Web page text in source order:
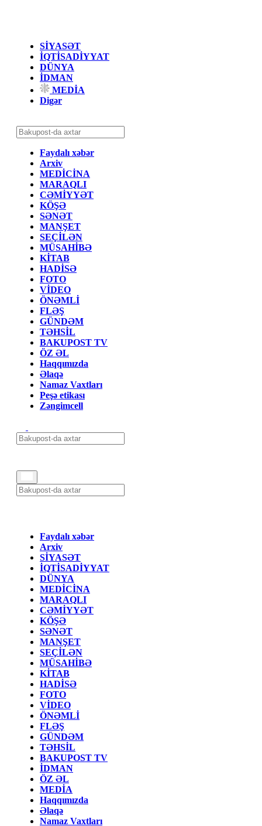
SİYASƏT
İQTİSADİYYAT
DÜNYA
İDMAN
MEDİA
Digər
Faydalı xəbər
Arxiv
MEDİCİNA
MARAQLI
CƏMİYYƏT
KÖŞƏ
SƏNƏT
MANŞET
SEÇİLƏN
MÜSAHİBƏ
KİTAB
HADİSƏ
FOTO
VİDEO
ÖNƏMLİ
FLƏŞ
GÜNDƏM
TƏHSİL
BAKUPOST TV
ÖZ ƏL
Haqqımızda
Əlaqə
Namaz Vaxtları
Peşə etikası
Zəngimcell
Faydalı xəbər
Arxiv
SİYASƏT
İQTİSADİYYAT
DÜNYA
MEDİCİNA
MARAQLI
CƏMİYYƏT
KÖŞƏ
SƏNƏT
MANŞET
SEÇİLƏN
MÜSAHİBƏ
KİTAB
HADİSƏ
FOTO
VİDEO
ÖNƏMLİ
FLƏŞ
GÜNDƏM
TƏHSİL
BAKUPOST TV
İDMAN
ÖZ ƏL
MEDİA
Haqqımızda
Əlaqə
Namaz Vaxtları